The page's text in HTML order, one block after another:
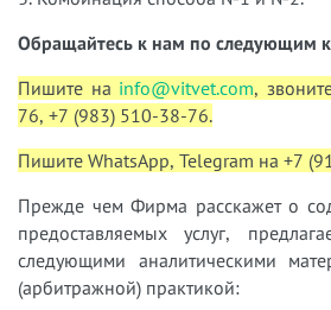
Обращайтесь к нам по следующим
Пишите на info@vitvet.com,
76, +7 (983) 510-38-76.
Пишите WhatsApp, Telegram на +7
Прежде чем Фирма расскажет о
предоставляемых услуг,
следующими аналитическими
(арбитражной) практикой: